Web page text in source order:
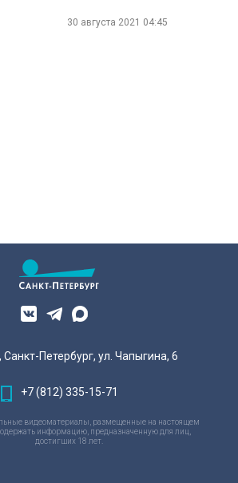
30 августа 2021 04:45
Санкт-Петербург, ул. Чапыгина, 6
+7 (812) 335-15-71
видеоматериалы, размещенные на настоящем
информацию, предназначенную для лиц,
достигших 18 лет.